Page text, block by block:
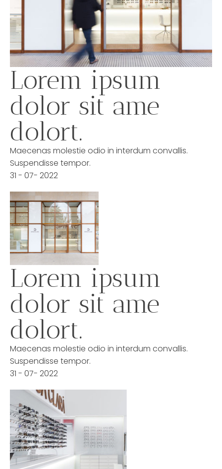
Lorem ipsum
dolor sit ame
dolort.
Maecenas molestie odio in interdum convallis.
Suspendisse tempor.
31 - 07- 2022
Lorem ipsum
dolor sit ame
dolort.
Maecenas molestie odio in interdum convallis.
Suspendisse tempor.
31 - 07- 2022